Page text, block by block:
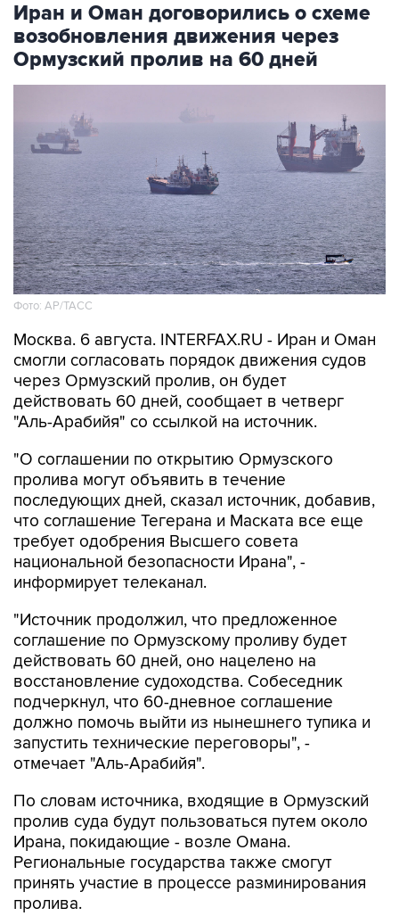
Иран и Оман договорились о схеме
возобновления движения через
Ормузский пролив на 60 дней
Фото: AP/ТАСС
Москва. 6 августа. INTERFAX.RU - Иран и Оман
смогли согласовать порядок движения судов
через Ормузский пролив, он будет
действовать 60 дней, сообщает в четверг
"Аль-Арабийя" со ссылкой на источник.
"О соглашении по открытию Ормузского
пролива могут объявить в течение
последующих дней, сказал источник, добавив,
что соглашение Тегерана и Маската все еще
требует одобрения Высшего совета
национальной безопасности Ирана", -
информирует телеканал.
"Источник продолжил, что предложенное
соглашение по Ормузскому проливу будет
действовать 60 дней, оно нацелено на
восстановление судоходства. Собеседник
подчеркнул, что 60-дневное соглашение
должно помочь выйти из нынешнего тупика и
запустить технические переговоры", -
отмечает "Аль-Арабийя".
По словам источника, входящие в Ормузский
пролив суда будут пользоваться путем около
Ирана, покидающие - возле Омана.
Региональные государства также смогут
принять участие в процессе разминирования
пролива.